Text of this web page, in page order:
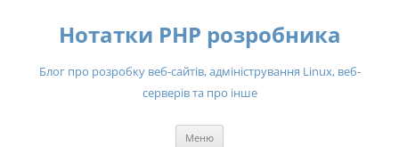
Нотатки PHP розробника
Блог про розробку веб-сайтів, адміністрування Linux, веб-
серверів та про інше
Меню